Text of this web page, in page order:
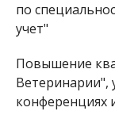
по
учет"
Повышение
Ветеринарии",
конференциях